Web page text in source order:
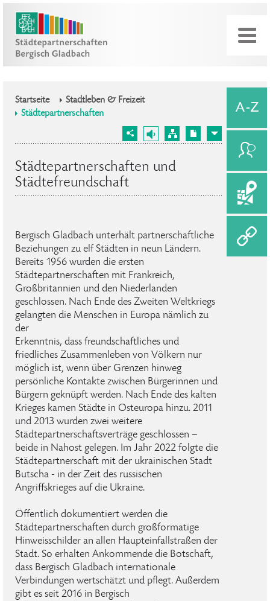
Startseite
Stadtleben & Freizeit
Städtepartnerschaften
Städtepartnerschaften und
Städtefreundschaft
Bergisch Gladbach unterhält partnerschaftliche
Beziehungen zu elf Städten in neun Ländern.
Bereits 1956 wurden die ersten
Städtepartnerschaften mit Frankreich,
Großbritannien und den Niederlanden
geschlossen. Nach Ende des Zweiten Weltkriegs
gelangten die Menschen in Europa nämlich zu
der
Erkenntnis, dass freundschaftliches und
friedliches Zusammenleben von Völkern nur
möglich ist, wenn über Grenzen hinweg
persönliche Kontakte zwischen Bürgerinnen und
Bürgern geknüpft werden. Nach Ende des kalten
Krieges kamen Städte in Osteuropa hinzu. 2011
und 2013 wurden zwei weitere
Städtepartnerschaftsverträge geschlossen –
beide in Nahost gelegen. Im Jahr 2022 folgte die
Städtepartnerschaft mit der ukrainischen Stadt
Butscha - in der Zeit des russischen
Angriffskrieges auf die Ukraine.
Öffentlich dokumentiert werden die
Städtepartnerschaften durch großformatige
Hinweisschilder an allen Haupteinfallstraßen der
Stadt. So erhalten Ankommende die Botschaft,
dass Bergisch Gladbach internationale
Verbindungen wertschätzt und pflegt. Außerdem
gibt es seit 2016 in Bergisch